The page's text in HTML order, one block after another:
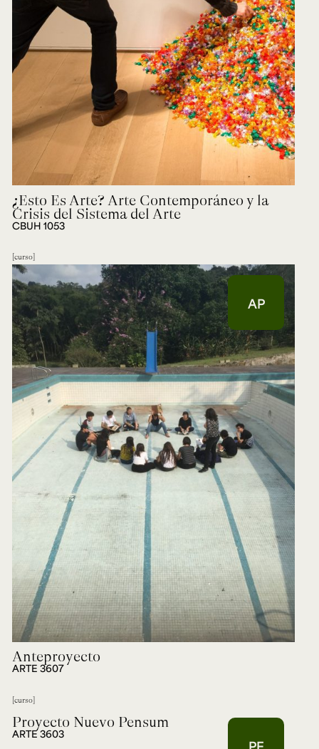
¿Esto Es Arte? Arte Contemporáneo y la
Crisis del Sistema del Arte
CBUH 1053
curso
AP
Anteproyecto
ARTE 3607
curso
Proyecto Nuevo Pensum
ARTE 3603